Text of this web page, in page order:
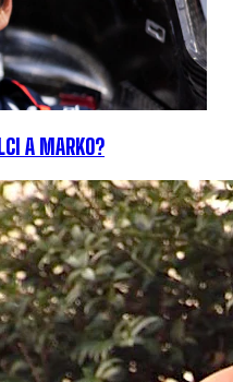
A MARKO?